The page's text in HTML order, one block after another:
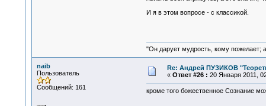
И я в этом вопросе - с классикой.
"Он дарует мудрость, кому пожелает;
naib
Пользователь
Сообщений: 161
Re: Андрей ПУЗИКОВ
« Ответ #26 : 20 Января 2011,
кроме того божественное Сознание